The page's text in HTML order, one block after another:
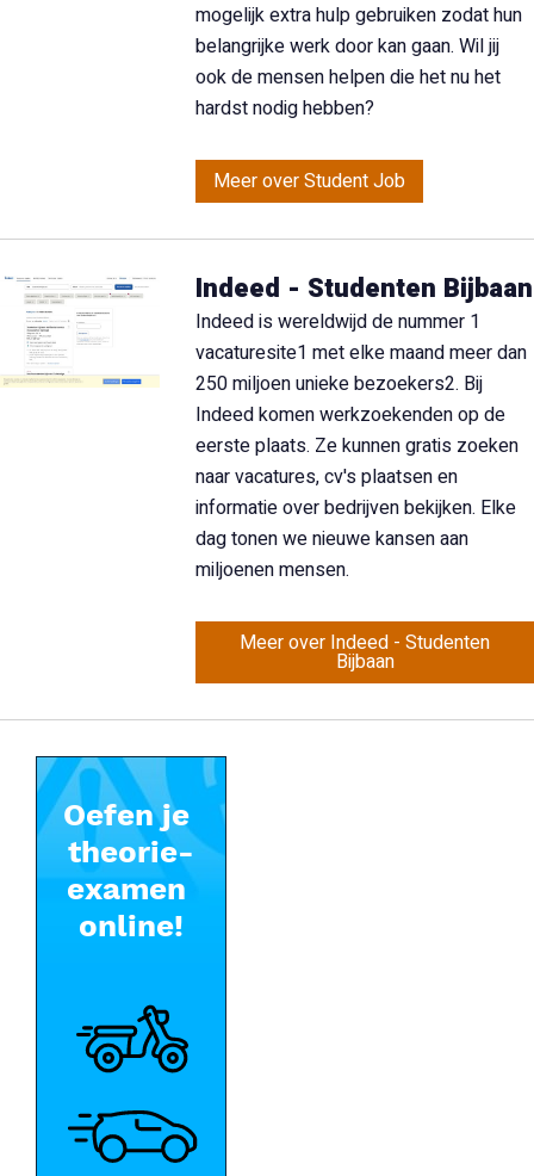
mogelijk extra hulp gebruiken zodat hun
belangrijke werk door kan gaan. Wil jij
ook de mensen helpen die het nu het
hardst nodig hebben?
Meer over Student Job
Indeed - Studenten Bijbaan
Indeed is wereldwijd de nummer 1
vacaturesite1 met elke maand meer dan
250 miljoen unieke bezoekers2. Bij
Indeed komen werkzoekenden op de
eerste plaats. Ze kunnen gratis zoeken
naar vacatures, cv's plaatsen en
informatie over bedrijven bekijken. Elke
dag tonen we nieuwe kansen aan
miljoenen mensen.
Meer over Indeed - Studenten
Bijbaan